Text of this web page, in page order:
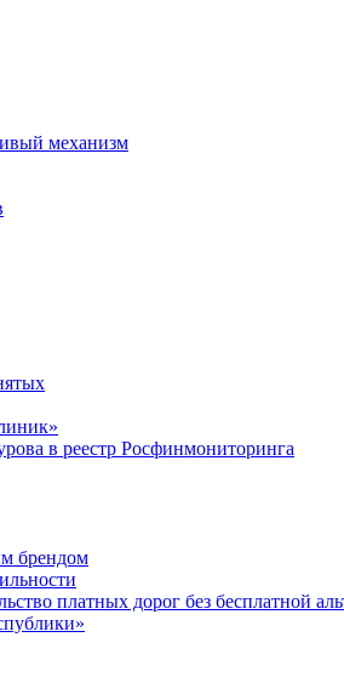
механизм
в реестр Росфинмониторинга
брендом
платных дорог без бесплатной